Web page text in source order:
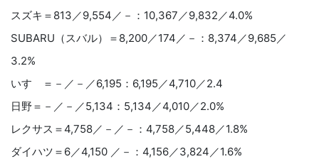
スズキ＝813／9,554／－：10,367／9,832／4.0%
SUBARU（スバル）＝8,200／174／－：8,374／9,685／
3.2%
いすゞ＝－／－／6,195：6,195／4,710／2.4
日野＝－／－／5,134：5,134／4,010／2.0%
レクサス＝4,758／－／－：4,758／5,448／1.8%
ダイハツ＝6／4,150 ／－：4,156／3,824／1.6%